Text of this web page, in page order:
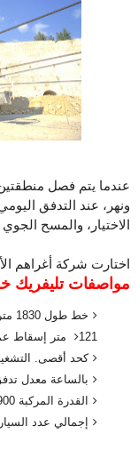
عندما يتم فصل
ونهر، عند التدفق
الاختيار، والمسح
اختارت شركة أغراهم
مواصفات تليفريك
خط طول 1830 متر
121 متر إسقاط عمودي
كحد أقصى. التشغيل 5
بالساعة معدل تدفق 324 طن ​​/
القدرة المركبة 900 كجم
إجمالي عدد